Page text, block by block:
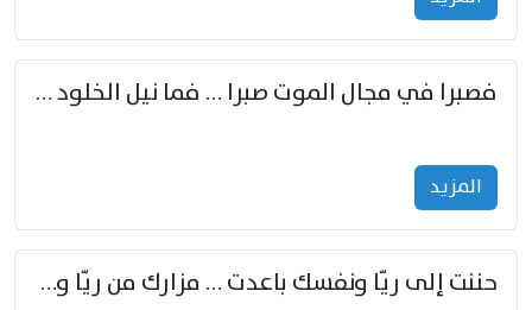
فصبرا في مجال الموت صبرا … فما نيل الخلود بمستطاع
المزید
حننت إلى ريّا ونفسك باعدت … مزارك من ريّا وشعباكما معا